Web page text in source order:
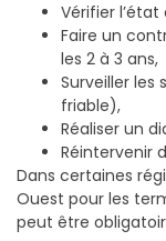
Vérifier
Faire un
les 2 à 3 ans,
Surveiller les
friable),
Réaliser un
Réintervenir
Dans certaines
Ouest pour les
peut être